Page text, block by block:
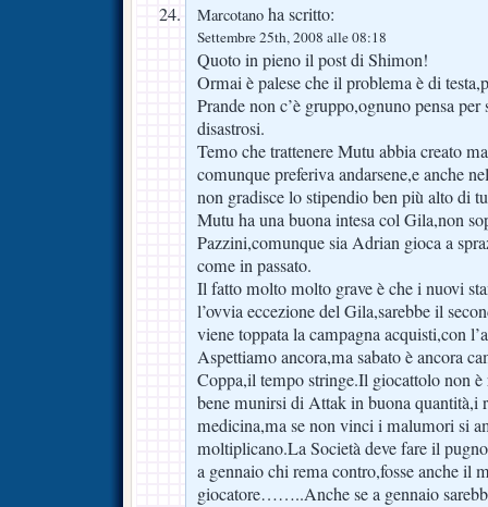
Marcotano ha scritto:
Settembre 25th, 2008 alle 08:18
Quoto in pieno il post di Shimon!
Ormai è palese che il problema è di
Prande non c’è gruppo,ognuno pensa
disastrosi.
Temo che trattenere Mutu abbia creato
comunque preferiva andarsene,e anche
non gradisce lo stipendio ben più alto di
Mutu ha una buona intesa col Gila,non
Pazzini,comunque sia Adrian gioca a
come in passato.
Il fatto molto molto grave è che i nuovi
l’ovvia eccezione del Gila,sarebbe il
viene toppata la campagna acquisti,con
Aspettiamo ancora,ma sabato è ancora
Coppa,il tempo stringe.Il giocattolo non
bene munirsi di Attak in buona quantità,i
medicina,ma se non vinci i malumori si
moltiplicano.La Società deve fare il
a gennaio chi rema contro,fosse anche il
giocatore……..Anche se a gennaio